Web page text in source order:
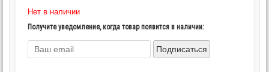
Нет в наличии
Получите уведомление, когда товар появится в наличии:
Подписаться